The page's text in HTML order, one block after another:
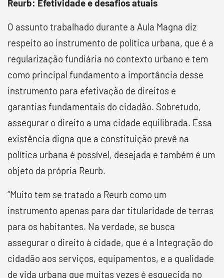
Reurb: Efetividade e desafios atuais
O assunto trabalhado durante a Aula Magna diz
respeito ao instrumento de política urbana, que é a
regularização fundiária no contexto urbano e tem
como principal fundamento a importância desse
instrumento para efetivação de direitos e
garantias fundamentais do cidadão. Sobretudo,
assegurar o direito a uma cidade equilibrada. Essa
existência digna que a constituição prevê na
política urbana é possível, desejada e também é um
objeto da própria Reurb.
“Muito tem se tratado a Reurb como um
instrumento apenas para dar titularidade de terras
para os habitantes. Na verdade, se busca
assegurar o direito à cidade, que é a Integração do
cidadão aos serviços, equipamentos, e a qualidade
de vida urbana que muitas vezes é esquecida no